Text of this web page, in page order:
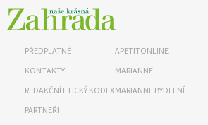
PŘEDPLATNÉ
KONTAKTY
REDAKČNÍ ETICKÝ KODEX
PARTNEŘI
APETITONLINE
MARIANNE
MARIANNE BYDLENÍ